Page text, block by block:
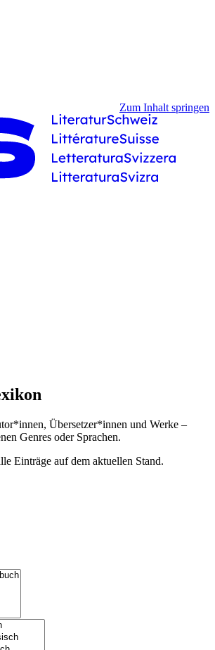
Zum Inhalt springen
Übersetzer*innen und Werke –
Genres oder Sprachen.
Einträge auf dem aktuellen Stand.